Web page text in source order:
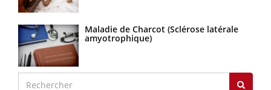
Maladie de Charcot (Sclérose latérale
amyotrophique)